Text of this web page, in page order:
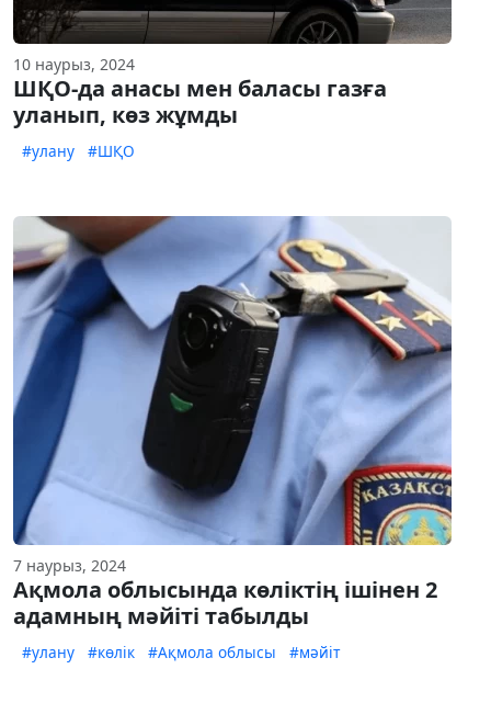
10 наурыз, 2024
ШҚО-да анасы мен баласы газға
уланып, көз жұмды
#улану #ШҚО
7 наурыз, 2024
Ақмола облысында көліктің ішінен 2
адамның мәйіті табылды
#улану #көлік #Ақмола облысы #мәйіт